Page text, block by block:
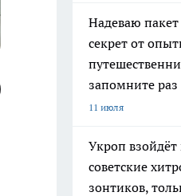
Надеваю пакет
секрет от
запомните раз
11 июля
Укроп
советские
зонтиков,